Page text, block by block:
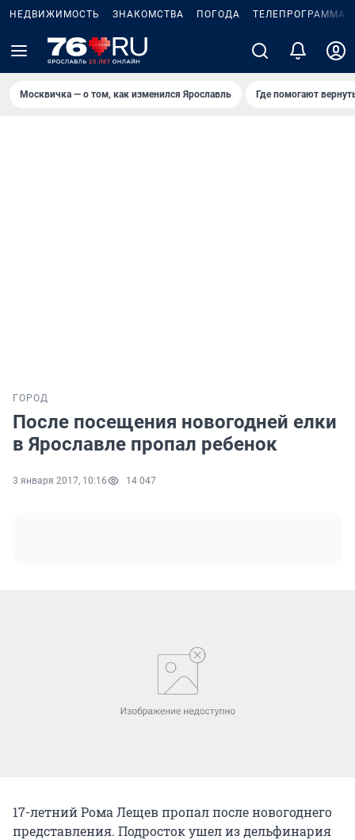
НЕДВИЖИМОСТЬ ЗНАКОМСТВА ПОГОДА ТЕЛЕПРОГРАММА
Москвичка — о том, как изменился Ярославль Где помогают
ГОРОД
После посещения новогодней елки
в Ярославле пропал ребенок
3 января 2017, 10:16 14 047
17-летний Рома Лещев пропал после новогоднего
представления. Подросток ушел из дельфинария